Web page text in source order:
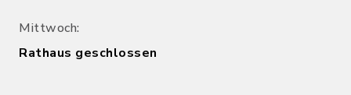
Mittwoch:
Rathaus geschlossen